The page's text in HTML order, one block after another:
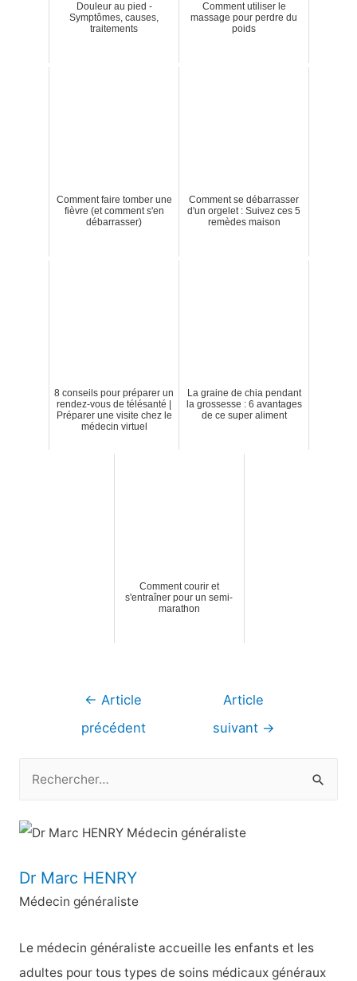
Douleur au pied -
Symptômes, causes,
traitements
Comment utiliser le
massage pour perdre du
poids
Comment faire tomber une
fièvre (et comment s'en
débarrasser)
Comment se débarrasser
d'un orgelet : Suivez ces 5
remèdes maison
8 conseils pour préparer un
rendez-vous de télésanté |
Préparer une visite chez le
médecin virtuel
La graine de chia pendant
la grossesse : 6 avantages
de ce super aliment
Comment courir et
s'entraîner pour un semi-
marathon
Navigation
← Article
précédent
Article
suivant →
c
e
r
h
e
Dr Marc HENRY
Médecin généraliste
Le médecin généraliste accueille les enfants et les
adultes pour tous types de soins médicaux généraux